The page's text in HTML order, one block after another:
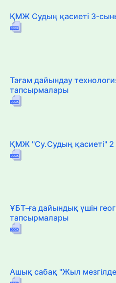
ҚМЖ Судың қасиеті 3-
Тағам дайындау
тапсырмалары
ҚМЖ "Су.Судың қасиеті"
ҰБТ-ға дайындық үшін
тапсырмалары
Ашық сабақ "Жыл